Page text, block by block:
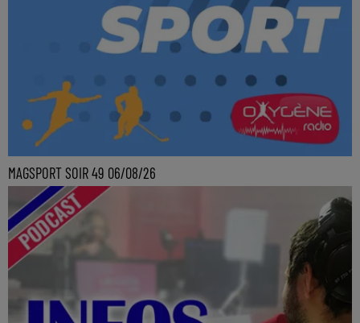
MAGSPORT SOIR 49 06/08/26